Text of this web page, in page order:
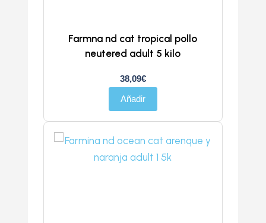
Farmna nd cat tropical pollo
neutered adult 5 kilo
38,09€
Añadir